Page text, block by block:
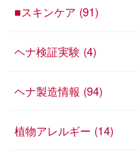
■スキンケア (91)
ヘナ検証実験 (4)
ヘナ製造情報 (94)
植物アレルギー (14)